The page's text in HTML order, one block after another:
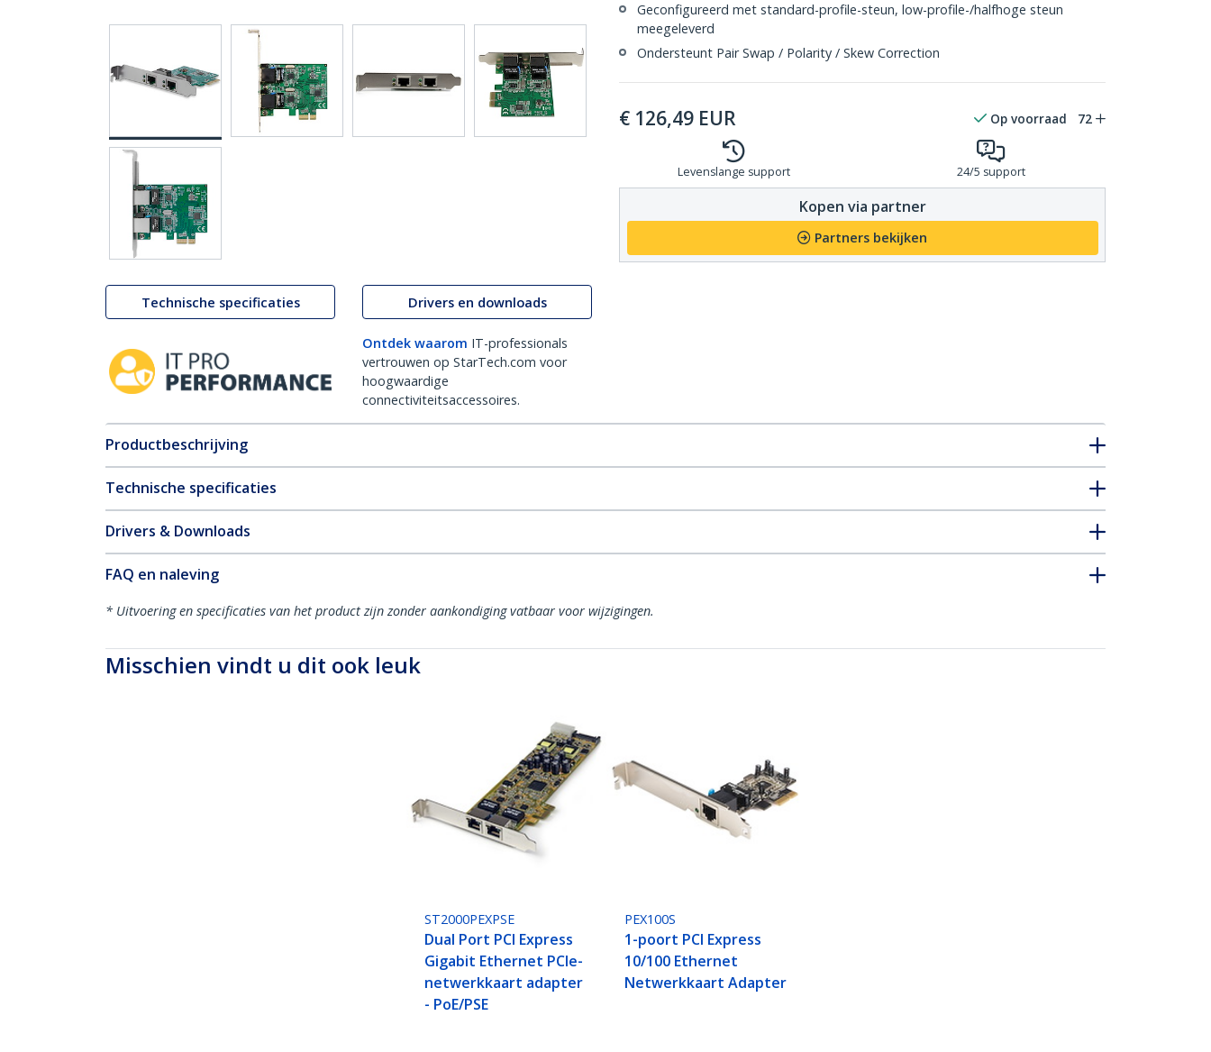
Technische specificaties Drivers en downloads
Ontdek waarom IT-professionals
vertrouwen op StarTech.com voor
hoogwaardige
connectiviteitsaccessoires.
Geconfigureerd met standard-profile-steun, low-profile-/halfhoge steun
meegeleverd
Ondersteunt Pair Swap / Polarity / Skew Correction
€ 126,49 EUR Op voorraad 72
Levenslange support 24/5 support
Kopen via partner
Partners bekijken
Productbeschrijving
Technische specificaties
Drivers & Downloads
FAQ en naleving
* Uitvoering en specificaties van het product zijn zonder aankondiging vatbaar voor wijzigingen.
Misschien vindt u dit ook leuk
ST2000PEXPSE
Dual Port PCI Express
Gigabit Ethernet PCIe-
netwerkkaart adapter
- PoE/PSE
PEX100S
1-poort PCI Express
10/100 Ethernet
Netwerkkaart Adapter